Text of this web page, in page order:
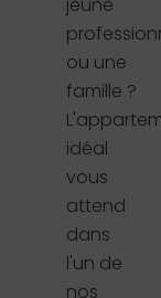
ou une
famille ?
idéal
vous
attend
dans
l'un de
nos